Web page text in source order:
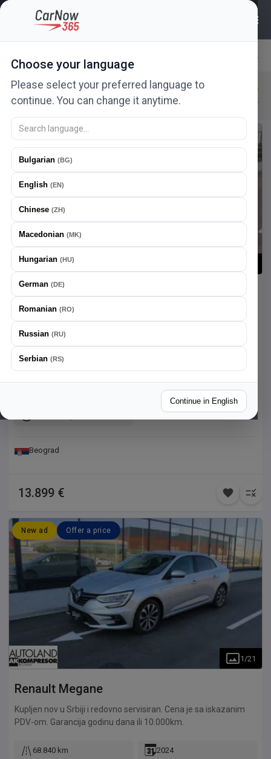
Choose your language
Please select your preferred language to
continue. You can change it anytime.
Bulgarian (BG)
English (EN)
Chinese (ZH)
Macedonian (MK)
Hungarian (HU)
German (DE)
Romanian (RO)
Russian (RU)
Serbian (RS)
Continue in English
Relevance
Renault New in 24h
Offer a price
Renault Clio
Kupljen nov u Srbiji i redovno servisiran.
Front
Beograd
13.899 €
New ad Offer a price
1 /21
Renault Megane
Kupljen nov u Srbiji i redovno servisiran. Cena je sa iskazanim
PDV-om. Garancija godinu dana ili 10.000km.
68.840 km 2024